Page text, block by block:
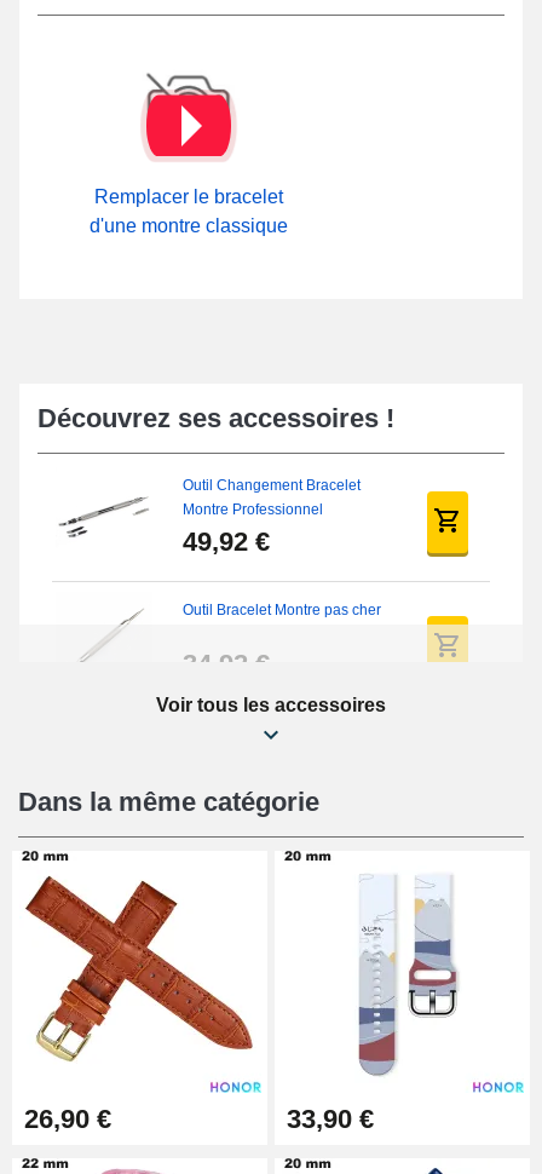
Remplacer le bracelet
d'une montre classique
Découvrez ses accessoires !
Outil Changement Bracelet
Montre Professionnel
49,92 €
Outil Bracelet Montre pas cher
34,92 €
Kit Réparation Montre Débutant
16,90 €
Pied à Coulisse Numérique
Kit Horlogerie Débutant
26,90 €
Boîte Pompe Bracelet Montre -
Diamètre 1,50 mm - 8 à 25 mm
Voir tous les accessoires
Dans la même catégorie
26,90 € 33,90 €